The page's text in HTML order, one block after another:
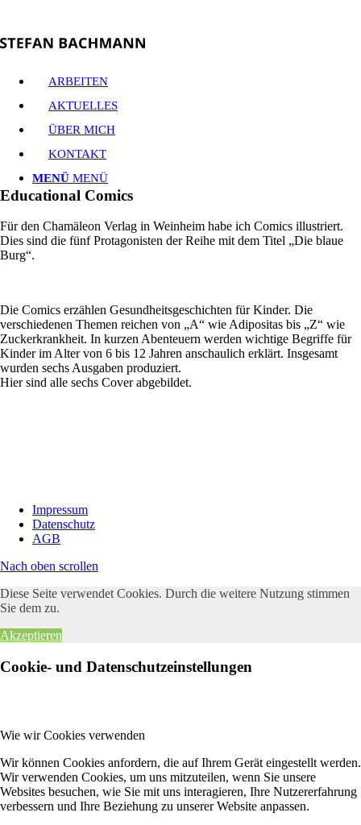
ARBEITEN
AKTUELLES
ÜBER MICH
KONTAKT
MENÜ MENÜ
Educational Comics
Für den Chamäleon Verlag in Weinheim habe ich Comics illustriert.
Dies sind die fünf Protagonisten der Reihe mit dem Titel „Die blaue
Burg“.
Die Comics erzählen Gesundheitsgeschichten für Kinder. Die
verschiedenen Themen reichen von „A“ wie Adipositas bis „Z“ wie
Zuckerkrankheit. In kurzen Abenteuern werden wichtige Begriffe für
Kinder im Alter von 6 bis 12 Jahren anschaulich erklärt. Insgesamt
wurden sechs Ausgaben produziert.
Hier sind alle sechs Cover abgebildet.
Impressum
Datenschutz
AGB
Nach oben scrollen
Diese Seite verwendet Cookies. Durch die weitere Nutzung stimmen
Sie dem zu.
Akzeptieren
Cookie- und Datenschutzeinstellungen
Wie wir Cookies verwenden
Wir können Cookies anfordern, die auf Ihrem Gerät eingestellt werden.
Wir verwenden Cookies, um uns mitzuteilen, wenn Sie unsere
Websites besuchen, wie Sie mit uns interagieren, Ihre Nutzererfahrung
verbessern und Ihre Beziehung zu unserer Website anpassen.